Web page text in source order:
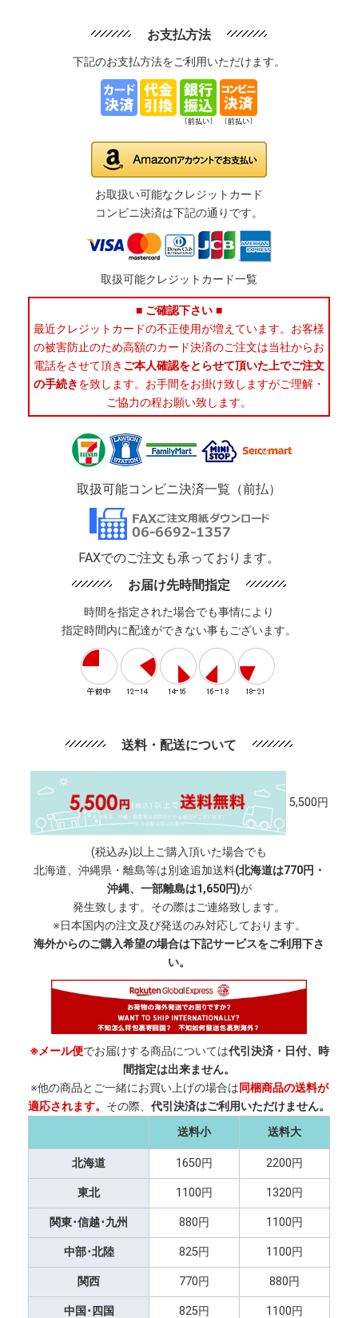
お支払方法
下記のお支払方法をご利用いただけます。
お取扱い可能なクレジットカード
コンビニ決済は下記の通りです。
取扱可能クレジットカード一覧
■ ご確認下さい ■
最近クレジットカードの不正使用が増えています。お客様
の被害防止のため高額のカード決済のご注文は当社からお
電話をさせて頂き ご本人確認をとらせて頂いた上でご注文
の手続きを致します。お手間をお掛け致しますがご理解・
ご協力の程お願い致します。
取扱可能コンビニ決済一覧（前払）
FAXでのご注文も承っております。
お届け先時間指定
時間を指定された場合でも事情により
指定時間内に配達ができない事もございます。
送料・配送について
5,500円
(税込み)以上ご購入頂いた場合でも
北海道、沖縄県・離島等は別途追加送料(北海道は770円・
沖縄、一部離島は1,650円)が
発生致します。その際はご連絡致します。
※日本国内の注文及び発送のみ対応しております。
海外からのご購入希望の場合は下記サービスをご利用下さ
い。
※メール便でお届けする商品については代引決済・日付、時
間指定は出来ません。
※他の商品とご一緒にお買い上げの場合は同梱商品の送料が
適応されます。 その際、 代引決済はご利用いただけません。
送料小
送料大
北海道 1650円 2200円
東北 1100円 1320円
関東･信越･九州 880円 1100円
中部･北陸 825円 1100円
関西 770円 880円
中国･四国 825円 1100円